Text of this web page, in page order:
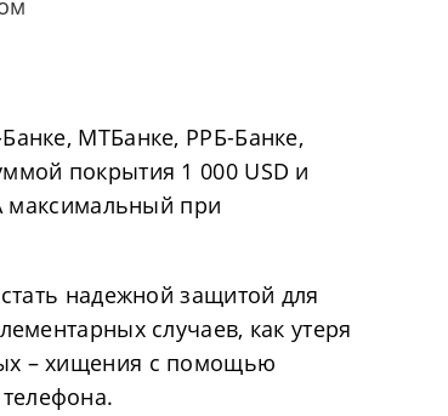
МТБанке, РРБ-Банке,
покрытия 1 000 USD и
максимальный при
надежной защитой для
случаев, как утеря
– хищения с помощью